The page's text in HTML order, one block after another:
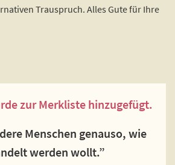
Trauspruch. Alles Gute für Ihre
zur Merkliste hinzugefügt.
Menschen genauso, wie
werden wollt.”